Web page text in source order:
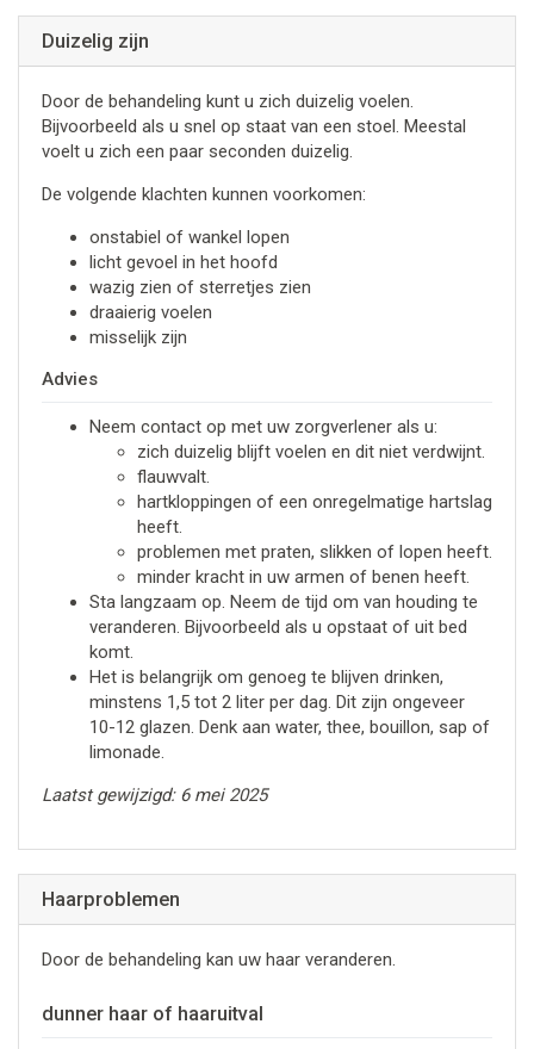
Duizelig zijn
Door de behandeling kunt u zich duizelig voelen.
Bijvoorbeeld als u snel op staat van een stoel. Meestal
voelt u zich een paar seconden duizelig.
De volgende klachten kunnen voorkomen:
onstabiel of wankel lopen
licht gevoel in het hoofd
wazig zien of sterretjes zien
draaierig voelen
misselijk zijn
Advies
Neem contact op met uw zorgverlener als u:
zich duizelig blijft voelen en dit niet verdwijnt.
flauwvalt.
hartkloppingen of een onregelmatige hartslag
heeft.
problemen met praten, slikken of lopen heeft.
minder kracht in uw armen of benen heeft.
Sta langzaam op. Neem de tijd om van houding te
veranderen. Bijvoorbeeld als u opstaat of uit bed
komt.
Het is belangrijk om genoeg te blijven drinken,
minstens 1,5 tot 2 liter per dag. Dit zijn ongeveer
10-12 glazen. Denk aan water, thee, bouillon, sap of
limonade.
Laatst gewijzigd: 6 mei 2025
Haarproblemen
Door de behandeling kan uw haar veranderen.
dunner haar of haaruitval